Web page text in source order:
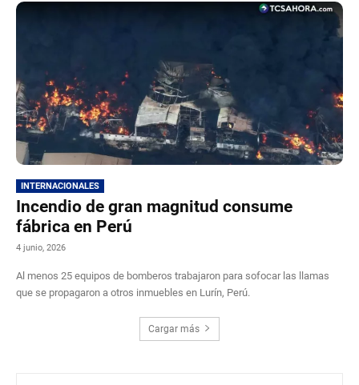
INTERNACIONALES
Incendio de gran magnitud consume
fábrica en Perú
4 junio, 2026
Al menos 25 equipos de bomberos trabajaron para sofocar las llamas
que se propagaron a otros inmuebles en Lurín, Perú.
Cargar más